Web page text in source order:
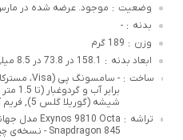
وضعیت : موجود. عرضه شده در مارس
بدنه :
-
وزن : 189 گرم
ابعاد بدنه : 158.1 در 73.8 در 8.5 میلی‌متر
ساخت :
شیشه (گوریلا گلس 5), فریم آلومینیومی
تراشه :
Snapdragon 845 - نسخه‌ی چین و آمریکا